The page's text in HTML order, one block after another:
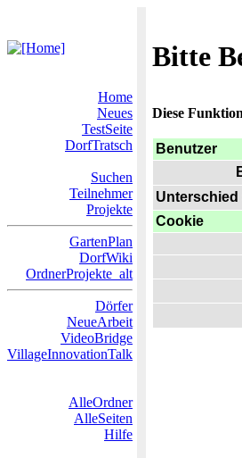
Bitte
Home
Neues
TestSeite
DorfTratsch
Suchen
Teilnehmer
Projekte
GartenPlan
DorfWiki
OrdnerProjekte_alt
Dörfer
NeueArbeit
VideoBridge
VillageInnovationTalk
AlleOrdner
AlleSeiten
Hilfe
Diese
Benutzer
Unterschied
Cookie